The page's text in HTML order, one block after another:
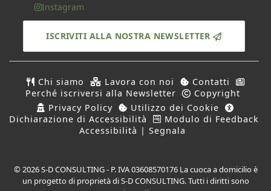
Instagram
ISCRIVITI ALLA NOSTRA NEWSLETTER
Chi siamo Lavora con noi
Contatti
Perché iscriversi alla Newsletter
Copyright
Privacy Policy
Utilizzo dei Cookie
Dichiarazione di Accessibilità
Modulo di Feedback
Accessibilità | Segnala
© 2026 S-D CONSULTING - P. IVA 03608570176 La cuoca a domicilio è
un progetto di proprietà di S-D CONSULTING. Tutti i diritti sono